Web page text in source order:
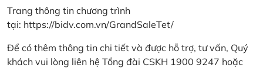
Trang thông tin chương trình
tại: https://bidv.com.vn/GrandSaleTet/
Để có thêm thông tin chi tiết và được hỗ trợ, tư vấn, Quý
khách vui lòng liên hệ Tổng đài CSKH 1900 9247 hoặc